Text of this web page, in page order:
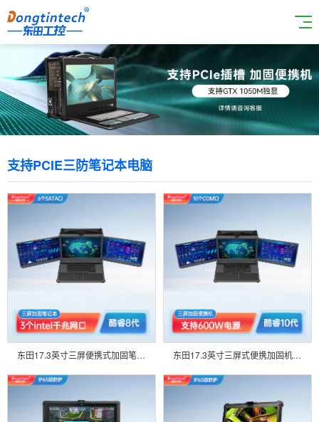
支持PCIE三防笔记本电脑
东田17.3英寸三屏便携式加固笔记本支持I9-9900K 3网口电脑 DTG-D177-WQ370MA 东田17.3英寸三屏式便携加固机酷睿10代4网口工业电脑 DTG-D177-WW480MA